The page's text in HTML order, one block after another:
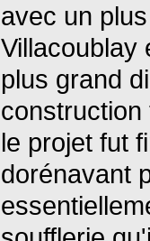
avec un
Villacoublay
plus grand
le projet fut
dorénavant